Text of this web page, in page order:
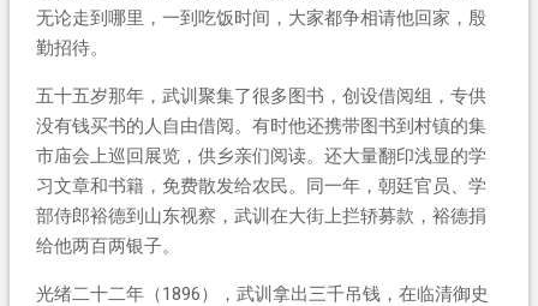
无论走到哪里，一到吃饭时间，大家都争相请他回家，殷
勤招待。
五十五岁那年，武训聚集了很多图书，创设借阅组，专供
没有钱买书的人自由借阅。有时他还携带图书到村镇的集
市庙会上巡回展览，供乡亲们阅读。还大量翻印浅显的学
习文章和书籍，免费散发给农民。同一年，朝廷官员、学
部侍郎裕德到山东视察，武训在大街上拦轿募款，裕德捐
给他两百两银子。
光绪二十二年（1896），武训拿出三千吊钱，在临清御史